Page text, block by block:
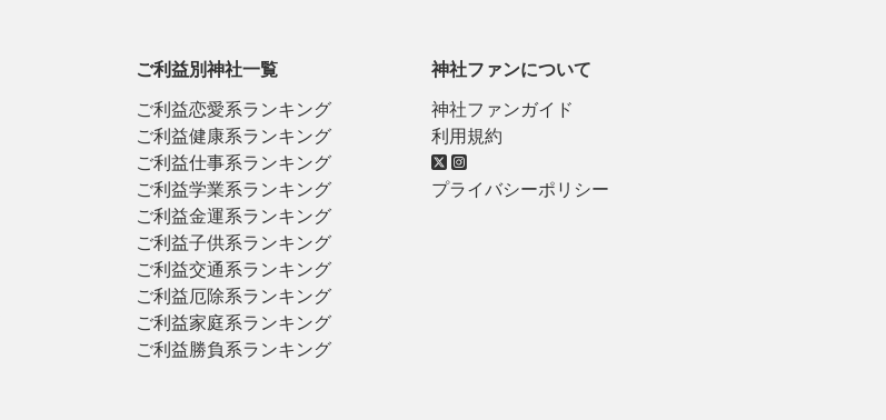
ご利益別神社一覧
ご利益恋愛系ランキング
ご利益健康系ランキング
ご利益仕事系ランキング
ご利益学業系ランキング
ご利益金運系ランキング
ご利益子供系ランキング
ご利益交通系ランキング
ご利益厄除系ランキング
ご利益家庭系ランキング
ご利益勝負系ランキング
神社ファンについて
神社ファンガイド
利用規約
プライバシーポリシー